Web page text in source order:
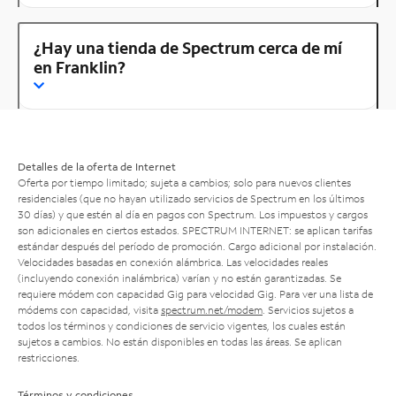
¿Hay una tienda de Spectrum cerca de mí
en Franklin?
Detalles de la oferta de Internet
Oferta por tiempo limitado; sujeta a cambios; solo para nuevos clientes
residenciales (que no hayan utilizado servicios de Spectrum en los últimos
30 días) y que estén al día en pagos con Spectrum. Los impuestos y cargos
son adicionales en ciertos estados. SPECTRUM INTERNET: se aplican tarifas
estándar después del período de promoción. Cargo adicional por instalación.
Velocidades basadas en conexión alámbrica. Las velocidades reales
(incluyendo conexión inalámbrica) varían y no están garantizadas. Se
requiere módem con capacidad Gig para velocidad Gig. Para ver una lista de
módems con capacidad, visita spectrum.net/modem . Servicios sujetos a
todos los términos y condiciones de servicio vigentes, los cuales están
sujetos a cambios. No están disponibles en todas las áreas. Se aplican
restricciones.